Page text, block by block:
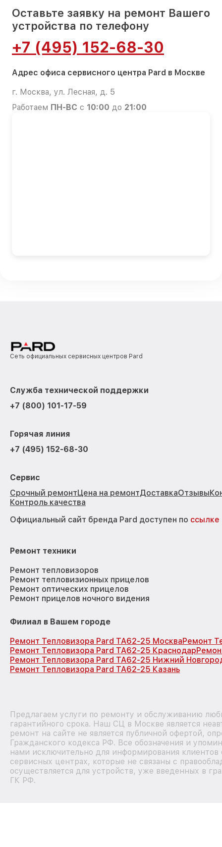
Оставьте заявку на ремонт Вашего
устройства по телефону
+7 (495) 152-68-30
Адрес офиса сервисного центра Pard в Москве
г. Москва, ул. Лесная, д. 5
Работаем ПН-ВС с 10:00 до 21:00
Сеть официальных сервисных центров Pard
Служба технической поддержки
+7 (800) 101-17-59
Горячая линия
+7 (495) 152-68-30
Сервис
Срочный ремонтЦена на ремонтДоставкаОтзывы
Контроль качества
Официальный сайт бренда Pard доступен по ссылке
Ремонт техники
Ремонт тепловизоров
Ремонт тепловизионных прицелов
Ремонт оптических прицелов
Ремонт прицелов ночного видения
Филиал в Вашем городе
Ремонт Тепловизора Pard TA62-25 МоскваРемонт
Ремонт Тепловизора Pard TA62-25 Краснодар
Ремонт Тепловизора Pard TA62-25 Нижний
Ремонт Тепловизора Pard TA62-25 Казань
Предлагаем услуги по ремонту и обслуживанию
гарантийного срока. Наш СЦ в Москве является
ремонт на сайте не является публичной офертой,
Гражданского кодекса РФ. Все обозначения и
нами исключительно для информирования
сервисных центрах, которые не связаны с
осуществляется для устройств, уже введенных в
ГК РФ.